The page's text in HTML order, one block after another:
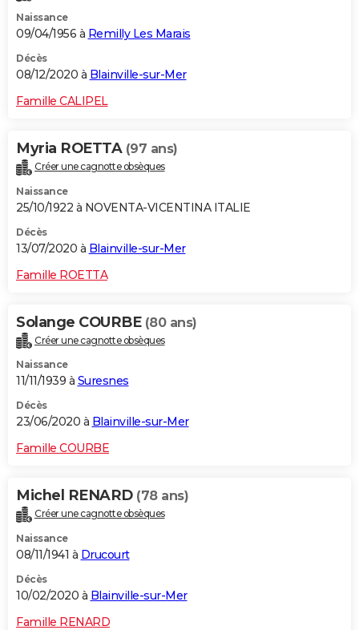
Naissance
09/04/1956 à Remilly Les Marais
Décès
08/12/2020 à Blainville-sur-Mer
Famille CALIPEL
Myria ROETTA (97 ans)
Créer une cagnotte obsèques
Naissance
25/10/1922 à NOVENTA-VICENTINA ITALIE
Décès
13/07/2020 à Blainville-sur-Mer
Famille ROETTA
Solange COURBE (80 ans)
Créer une cagnotte obsèques
Naissance
11/11/1939 à Suresnes
Décès
23/06/2020 à Blainville-sur-Mer
Famille COURBE
Michel RENARD (78 ans)
Créer une cagnotte obsèques
Naissance
08/11/1941 à Drucourt
Décès
10/02/2020 à Blainville-sur-Mer
Famille RENARD